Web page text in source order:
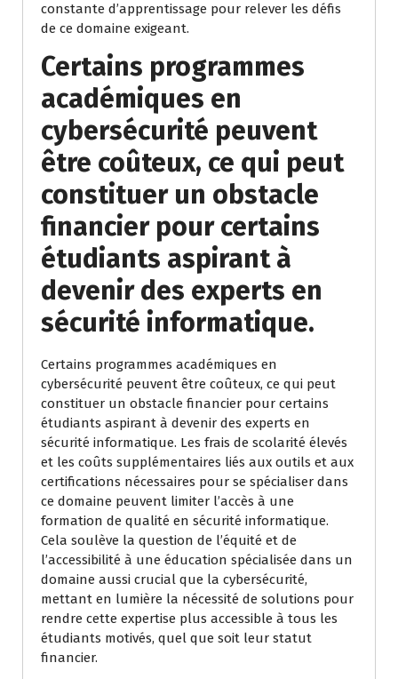
constante d’apprentissage pour relever les défis
de ce domaine exigeant.
Certains programmes
académiques en
cybersécurité peuvent
être coûteux, ce qui peut
constituer un obstacle
financier pour certains
étudiants aspirant à
devenir des experts en
sécurité informatique.
Certains programmes académiques en
cybersécurité peuvent être coûteux, ce qui peut
constituer un obstacle financier pour certains
étudiants aspirant à devenir des experts en
sécurité informatique. Les frais de scolarité élevés
et les coûts supplémentaires liés aux outils et aux
certifications nécessaires pour se spécialiser dans
ce domaine peuvent limiter l’accès à une
formation de qualité en sécurité informatique.
Cela soulève la question de l’équité et de
l’accessibilité à une éducation spécialisée dans un
domaine aussi crucial que la cybersécurité,
mettant en lumière la nécessité de solutions pour
rendre cette expertise plus accessible à tous les
étudiants motivés, quel que soit leur statut
financier.